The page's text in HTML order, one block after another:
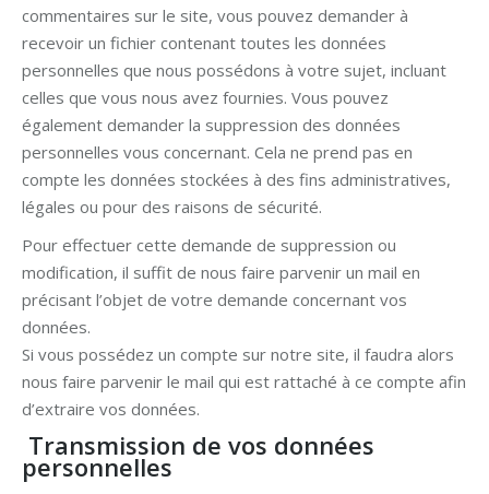
commentaires sur le site, vous pouvez demander à
recevoir un fichier contenant toutes les données
personnelles que nous possédons à votre sujet, incluant
celles que vous nous avez fournies. Vous pouvez
également demander la suppression des données
personnelles vous concernant. Cela ne prend pas en
compte les données stockées à des fins administratives,
légales ou pour des raisons de sécurité.
Pour effectuer cette demande de suppression ou
modification, il suffit de nous faire parvenir un mail en
précisant l’objet de votre demande concernant vos
données.
Si vous possédez un compte sur notre site, il faudra alors
nous faire parvenir le mail qui est rattaché à ce compte afin
d’extraire vos données.
Transmission de vos données
personnelles